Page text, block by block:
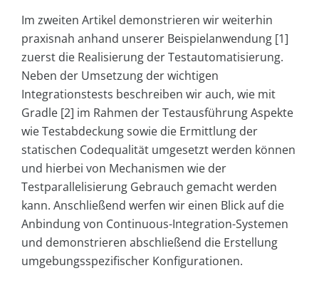
Im zweiten Artikel demonstrieren wir weiterhin
praxisnah anhand unserer Beispielanwendung [1]
zuerst die Realisierung der Testautomatisierung.
Neben der Umsetzung der wichtigen
Integrationstests beschreiben wir auch, wie mit
Gradle [2] im Rahmen der Testausführung Aspekte
wie Testabdeckung sowie die Ermittlung der
statischen Codequalität umgesetzt werden können
und hierbei von Mechanismen wie der
Testparallelisierung Gebrauch gemacht werden
kann. Anschließend werfen wir einen Blick auf die
Anbindung von Continuous-Integration-Systemen
und demonstrieren abschließend die Erstellung
umgebungsspezifischer Konfigurationen.